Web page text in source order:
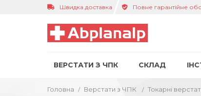
Швидка доставка Повне гарантійне
ВЕРСТАТИ З ЧПК СКЛАД
Головна Верстати з ЧПК Токарні